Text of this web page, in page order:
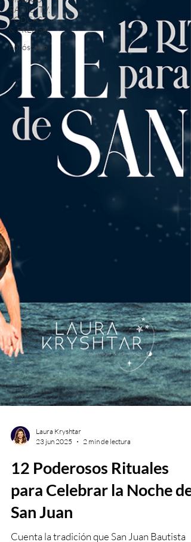
RADIO, TV,
PODCAST
& PRENSA
horóscopo
Laura Kryshtar
12 Poderosos Rituales
para Celebrar la Noche de
San Juan